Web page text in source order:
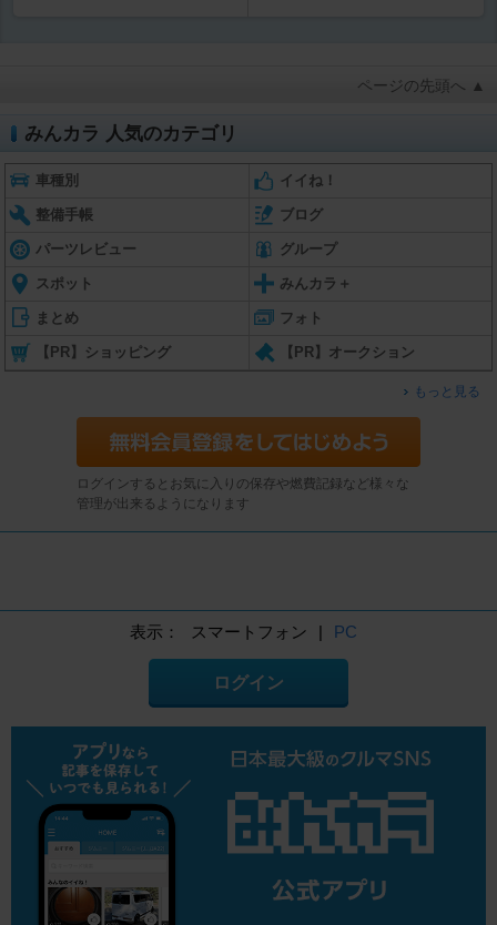
ページの先頭へ ▲
みんカラ 人気のカテゴリ
車種別 イイね！
整備手帳 ブログ
パーツレビュー グループ
スポット みんカラ＋
まとめ フォト
【PR】ショッピング 【PR】オークション
もっと見る
ログインするとお気に入りの保存や燃費記録など様々な
管理が出来るようになります
表示： スマートフォン | PC
ログイン